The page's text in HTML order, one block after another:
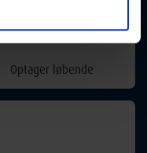
18:00 Torsdag
Optager løbende